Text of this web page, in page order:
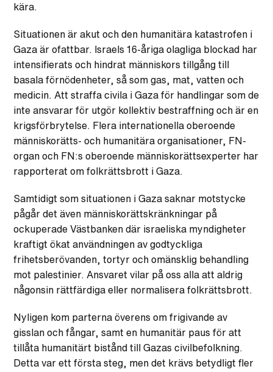
kära.
Situationen är akut och den humanitära katastrofen i
Gaza är ofattbar. Israels 16-åriga olagliga blockad har
intensifierats och hindrat människors tillgång till
basala förnödenheter, så som gas, mat, vatten och
medicin. Att straffa civila i Gaza för handlingar som de
inte ansvarar för utgör kollektiv bestraffning och är en
krigsförbrytelse. Flera internationella oberoende
människorätts- och humanitära organisationer, FN-
organ och FN:s oberoende människorättsexperter har
rapporterat om folkrättsbrott i Gaza.
Samtidigt som situationen i Gaza saknar motstycke
pågår det även människorättskränkningar på
ockuperade Västbanken där israeliska myndigheter
kraftigt ökat användningen av godtyckliga
frihetsberövanden, tortyr och omänsklig behandling
mot palestinier. Ansvaret vilar på oss alla att aldrig
någonsin rättfärdiga eller normalisera folkrättsbrott.
Nyligen kom parterna överens om frigivande av
gisslan och fångar, samt en humanitär paus för att
tillåta humanitärt bistånd till Gazas civilbefolkning.
Detta var ett första steg, men det krävs betydligt fler